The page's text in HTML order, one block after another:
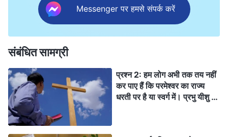
Messenger पर हमसे संपर्क करें
संबंधित सामग्री
प्रश्न 2: हम लोग अभी तक तय नहीं
कर पाए हैं कि परमेश्वर का राज्य
धरती पर है या स्वर्ग में। प्रभु यीशु ने